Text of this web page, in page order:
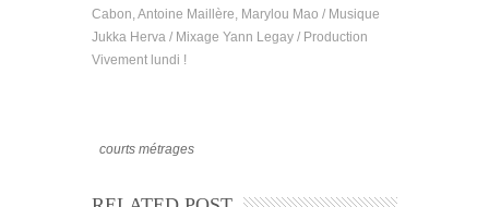
Cabon, Antoine Maillère, Marylou Mao / Musique
Jukka Herva / Mixage Yann Legay / Production
Vivement lundi !
courts métrages